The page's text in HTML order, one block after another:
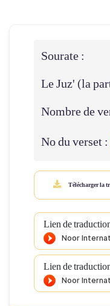
Sourate :
Le Juz' (la
Nombre de
No du verset :
Télécharger la
Lien de
Lien de